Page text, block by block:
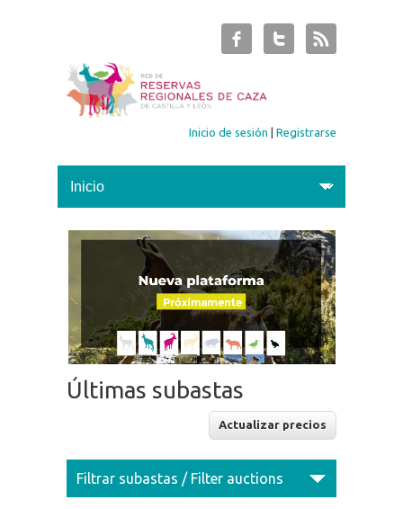
Inicio de sesión |Registrarse
Últimas subastas
Filtrar subastas / Filter auctions